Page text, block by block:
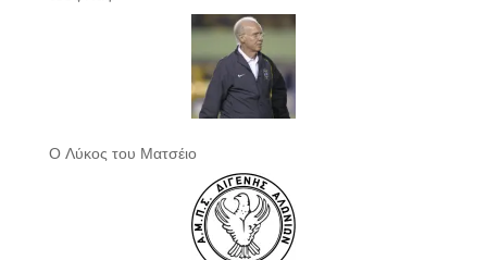
Ο Λύκος του Ματσέιο